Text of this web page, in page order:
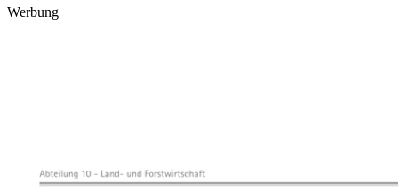
Werbung